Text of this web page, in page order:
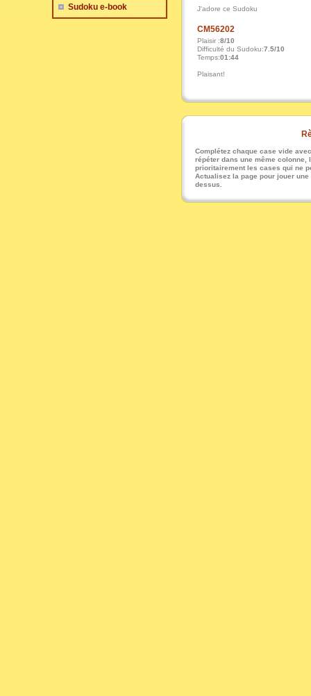
Sudoku e-book J'adore ce Sudoku
CM56202
Plaisir :8/10
Difficulté du Sudoku:7.5/10
Temps:01:44
Plaisant!
Complétez chaque case vide
répéter dans une même
prioritairement les cases qui ne
Actualisez la page pour jouer
dessus.